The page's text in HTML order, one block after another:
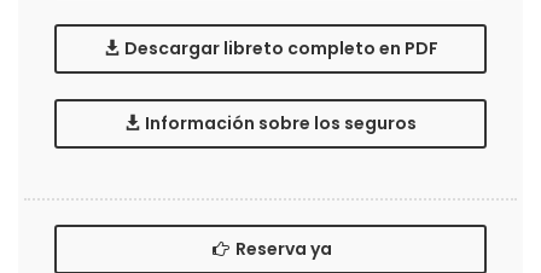
Descargar libreto completo en PDF
Información sobre los seguros
Reserva ya